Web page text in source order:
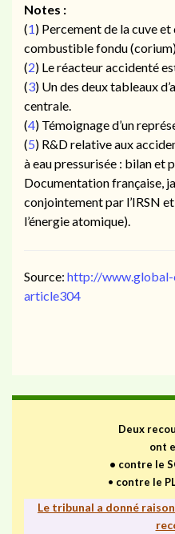
Notes :
(1) Percement de la cuve
combustible fondu
(2) Le réacteur accidenté
(3) Un des deux tableaux
centrale.
(4) Témoignage d’un
(5) R&D relative aux
à eau pressurisée : bilan et
Documentation française,
conjointement par l’IRSN
l’énergie atomique).
Source: http://www.global-
article304
Deux
ont
• contre le
• contre le
Le tribunal a donné